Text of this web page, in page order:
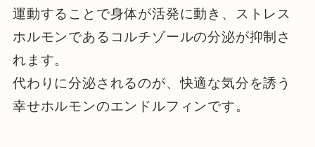
運動することで身体が活発に動き、ストレス
ホルモンであるコルチゾールの分泌が抑制さ
れます。
代わりに分泌されるのが、快適な気分を誘う
幸せホルモンのエンドルフィンです。